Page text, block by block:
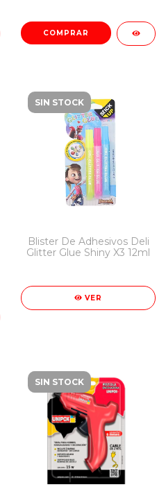
SIN STOCK
Blister De Adhesivos Deli
Glitter Glue Shiny X3 12ml
VER
SIN STOCK